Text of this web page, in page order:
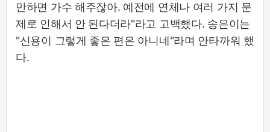
만하면 가수 해주잖아. 예전에 연체나 여러 가지 문
제로 인해서 안 된다더라"라고 고백했다. 송은이는
"신용이 그렇게 좋은 편은 아니네"라며 안타까워 했
다.